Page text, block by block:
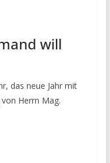
will
das neue Jahr mit
Herrn Mag.